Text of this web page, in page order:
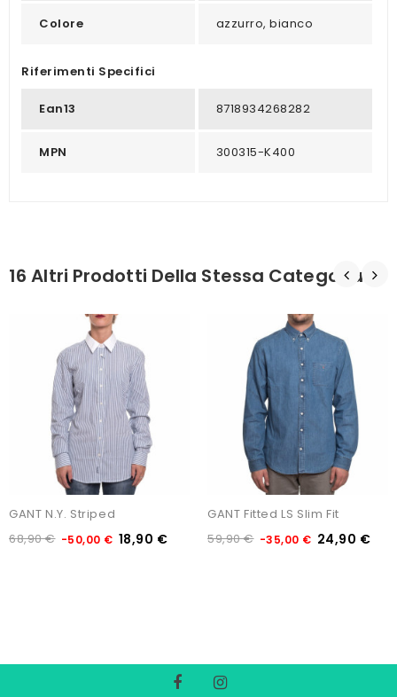
Colore azzurro, bianco
Riferimenti Specifici
Ean13 8718934268282
MPN 300315-K400
16 Altri Prodotti Della Stessa Categoria:
GANT N.Y. Striped
68,90 € -50,00 € 18,90 €
GANT Fitted LS Slim Fit
59,90 € -35,00 € 24,90 €